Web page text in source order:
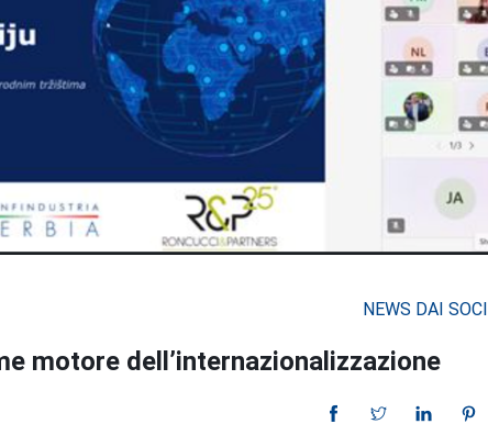
NEWS DAI SOCI
motore dell’internazionalizzazione